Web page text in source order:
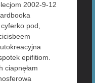
2002-9-12
pod,
epifitiom.
ciapnęłam